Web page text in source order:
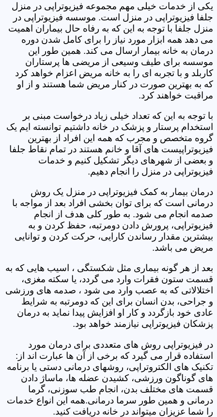
یکی از خدمات خیلی مهم مجموعه فیزیوتراپی در منزل
جلفا فیزیوتراپی در منزل است. موسسه فیزیوتراپی در
منزل جلفا با توجه به این که به رفاه حال بیماران اهمیت
می دهد همه ابزار مورد نیاز را برای کامل شدن دوره
درمان به خانه بیمار ارسال می کند. همین طور این
موسسه برای طیف وسیعی از مریضی ها پرستاران
کاربلد و با تجربه ای را به خانه مریض اعزام خواهد کرد
که به بهترین صورت در کنار مریض شما هستند و از او
مراقبت خواهند کرد.
با توجه به این که تعداد خیلی زیاد درخواست مبنی بر
استخدام پرستار و پزشک در خانه داشتیم توانسته ایم یک
گروه متخصص و مجرب که همه این افراد از بهترین
فیزیوتراپیست های آقا و خانم هستند در تمام نقاط جلفا
و بعضی از شهرهای دیگر تشکیل کنیم و خدمات
فیزیوتراپی در منزل را انجام دهیم.
درمان بیمار به کمک فیزیوتراپی در منزل یک روش
درمانی است که برای توان بخشی افراد بعد از مواجه با
صدمه انجام می شود. به طور کلی هدف از انجام
فیزیوتراپی، پرورش دادن دومرتبه، حفظ کردن و به
بیشترین مقدار رساندن کارایی، حرکت کردن و توانایی
مریض می باشد.
بعد از هر گونه بیماری مثل شکستگی ، اسیب هایی که به
قسمت ستون فقرات وارد می گردد، یا سکته مغزی،
اختلالاتی که به عصب وارد می شود ، صدمه های ورزشی
و جراحی، بدن انسان برای این که دومرتبه به شرایط
عادی خود بازگردد و کار او افزایش پیدا نماید به درمان
پزشکان فیزیوتراپی نیازمند خواهد بود.
در فیزیوتراپی روش های متعددی برای درمان مورد
استفاده قرار می گیرد که برخی از آن ها عبارت اند از:
تکنیک های الکتروتراپی، روشهای درمانی دستی یا برنامه
های گوناگون ورزشی، کشیدن عضله ها، ماساژ دادن
قسمت های مختلف بدن، انجام طب سوزنی، گرما
درمانی و همین طور سرما درمانی.همه این انواع خدمات
را شما عزیزان میتواند در خانه دریافت کنید.